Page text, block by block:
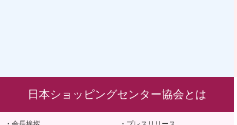
日本ショッピングセンター協会とは